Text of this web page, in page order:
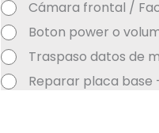
Cámara frontal /
Boton power o
Traspaso datos de
Reparar placa base